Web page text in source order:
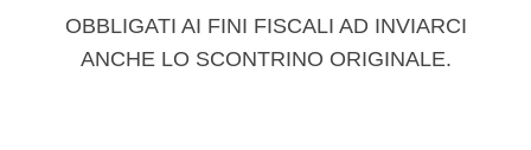
OBBLIGATI AI FINI FISCALI AD INVIARCI
ANCHE LO SCONTRINO ORIGINALE.